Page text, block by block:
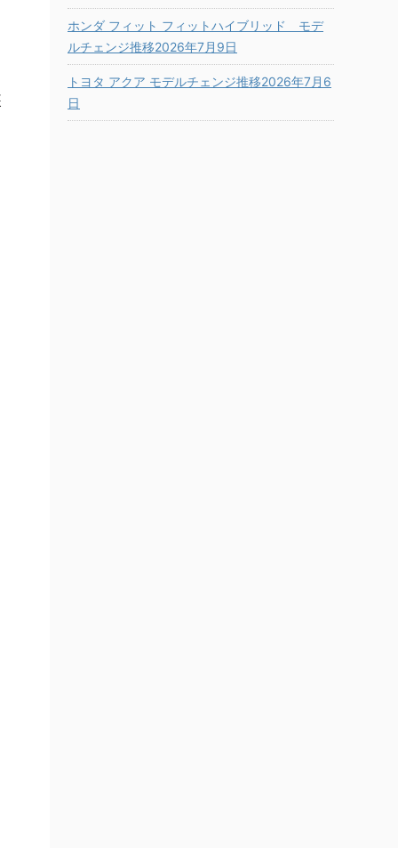
ホンダ フィット フィットハイブリッド モデ
ルチェンジ推移2026年7月9日
トヨタ アクア モデルチェンジ推移2026年7月6
日